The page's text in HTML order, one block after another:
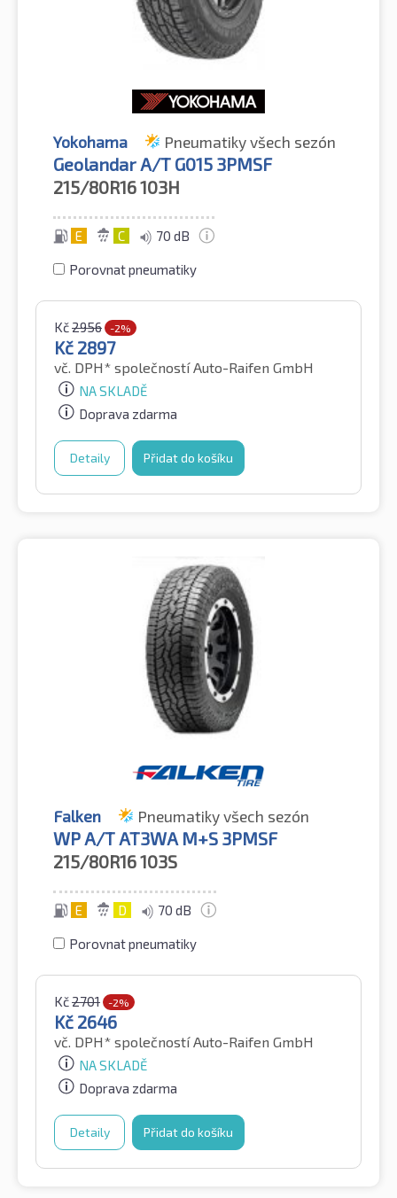
Yokohama Pneumatiky všech sezón
Geolandar A/T G015 3PMSF
215/80R16103H
E C 70 dB
Porovnat pneumatiky
Kč2956 -2%
Kč 2897
vč. DPH* společností Auto-Raifen GmbH
NA SKLADĚ
Doprava zdarma
Detaily Přidat do košíku
Falken Pneumatiky všech sezón
WP A/T AT3WA M+S 3PMSF
215/80R16103S
E D 70 dB
Porovnat pneumatiky
Kč2701 -2%
Kč 2646
vč. DPH* společností Auto-Raifen GmbH
NA SKLADĚ
Doprava zdarma
Detaily Přidat do košíku